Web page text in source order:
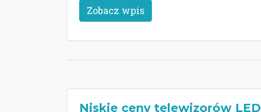
Zobacz wpis
Niskie ceny telewizorów LED